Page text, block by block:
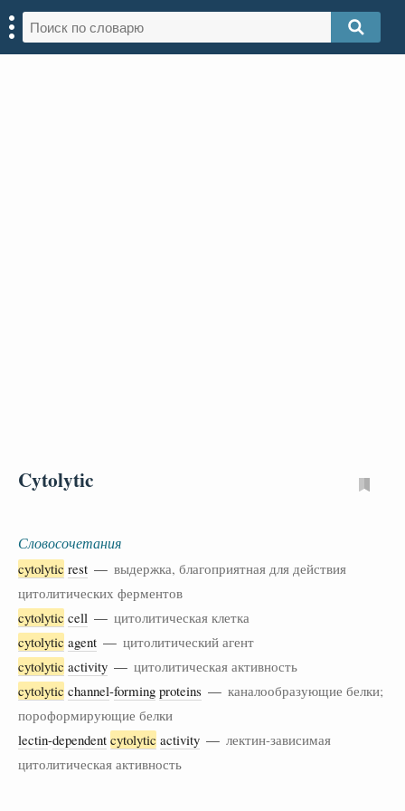
Cytolytic
Словосочетания
cytolytic rest — выдержка, благоприятная для действия
цитолитических ферментов
cytolytic cell — цитолитическая клетка
cytolytic agent — цитолитический агент
cytolytic activity — цитолитическая активность
cytolytic channel-forming proteins — каналообразующие белки;
пороформирующие белки
lectin-dependent cytolytic activity — лектин-зависимая
цитолитическая активность